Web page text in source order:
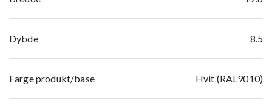
Dybde 8.5
Farge produkt/base Hvit (RAL9010)